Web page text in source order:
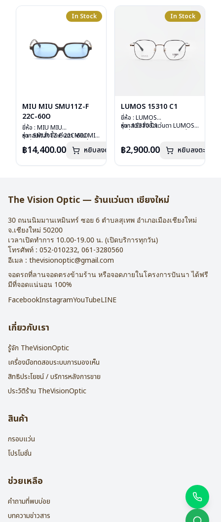
In Stock
MIU MIU SMU11Z-F
22C-60O
ยี่ห้อ : MIU MIU
รุ่น : SMU11Z-F 22C-60O
เลนส์ : กันแดดสีฟ้า
น้ำหนัก : 24 กรัม
หากสนใจสั่งชื้อแว่นตา MIU MIU
ลงไว้กรุณาติดต่อเรา
คลิก
฿14,400.00 หยิบลงตะกร้า
In Stock
LUMOS 15310 C1
ยี่ห้อ : LUMOS
รุ่น : 15310 C1
บานพับ : ไม่มีสปริง
อุปกรณ์ : กล่องแว่น , ผ้าเช็ดแว่น
หากสนใจสั่งชื้อแว่นตา LUMOS
฿2,900.00 หยิบลงตะกร้า
The Vision Optic — ร้านแว่นตา เชียงใหม่
30 ถนนนิมมานเหมินทร์ ซอย 6 ตำบลสุเทพ อำเภอเมืองเชียงใหม่
จ.เชียงใหม่ 50200
เวลาเปิดทำการ 10.00-19.00 น. (เปิดบริการทุกวัน)
โทรศัพท์ : 052-010232, 061-3280560
อีเมล : thevisionoptic@gmail.com
จอดรถที่ลานจอดตรงข้ามร้าน หรือจอดภายในโครงการปันนา ได้ฟรี
มีที่จอดแน่นอน 100%
FacebookInstagramYouTubeLINE
เกี่ยวกับเรา
รู้จัก TheVisionOptic
เครื่องมือทดสอบระบบการมองเห็น
สิทธิประโยชน์ / บริการหลังการขาย
ประวัติร้าน TheVisionOptic
สินค้า
กรอบแว่น
โปรโมชั่น
ช่วยเหลือ
คำถามที่พบบ่อย
บทความข่าวสาร